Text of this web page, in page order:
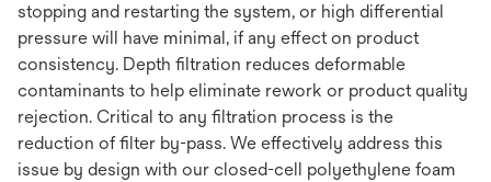
stopping and restarting the system, or high differential
pressure will have minimal, if any effect on product
consistency. Depth filtration reduces deformable
contaminants to help eliminate rework or product quality
rejection. Critical to any filtration process is the
reduction of filter by-pass. We effectively address this
issue by design with our closed-cell polyethylene foam